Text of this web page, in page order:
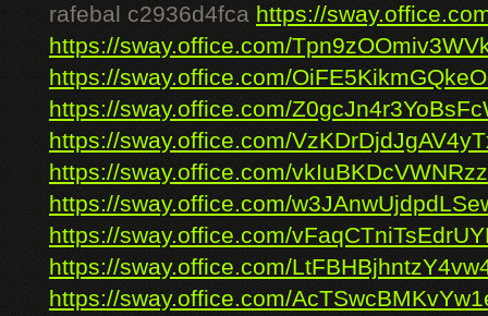
rafebal c2936d4fca https://
https://sway.office.com/
https://sway.office.com/
https://sway.office.com/
https://sway.office.com/
https://sway.office.com/
https://sway.office.com/
https://sway.office.com/
https://sway.office.com/
https://sway.office.com/